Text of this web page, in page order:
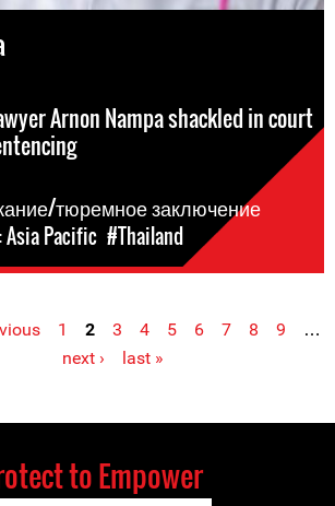
Arnon Nampa shackled in court
тюремное заключение
Asia Pacific #Thailand
1 2 3 4 5 6 7 8 9
…
next ›
last »
to Empower